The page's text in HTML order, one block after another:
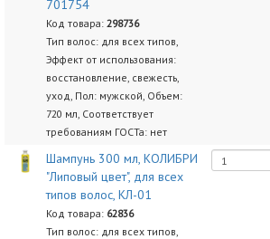
701754
Код товара: 298736
Тип волос: для всех типов,
Эффект от использования:
восстановление, свежесть,
уход, Пол: мужской, Объем:
720 мл, Соответствует
требованиям ГОСТа: нет
Шампунь 300 мл, КОЛИБРИ
"Липовый цвет", для всех
типов волос, КЛ-01
Код товара: 62836
Тип волос: для всех типов,